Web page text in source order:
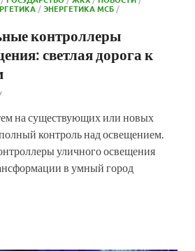
/ЭНЕРГЕТИКА МСБ/
контроллеры
светлая дорога к
на существующих или новых
контроль над освещением.
уличного освещения
в умный город